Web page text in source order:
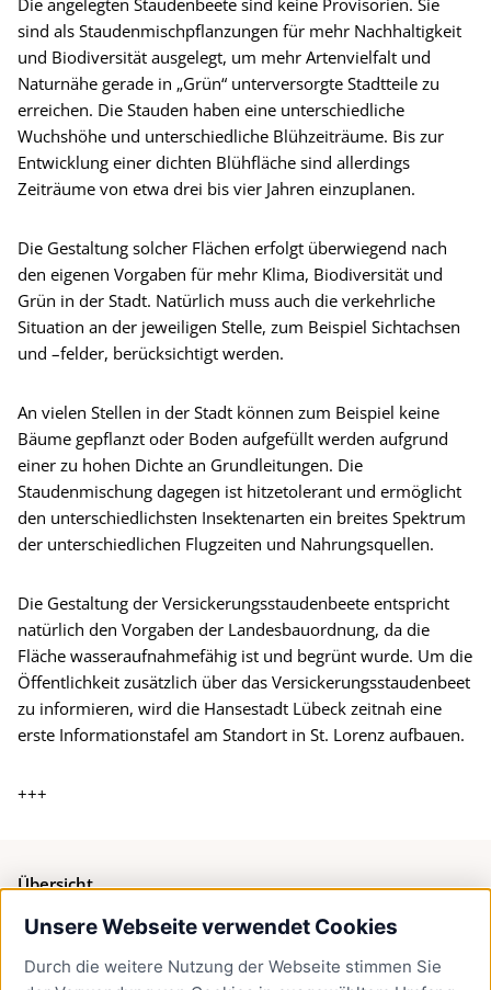
Unsere Webseite verwendet Cookies
Durch die weitere Nutzung der Webseite stimmen Sie
sind als Staudenmischpflanzungen für mehr Nachhaltigkeit
und Biodiversität ausgelegt, um mehr Artenvielfalt und
Naturnähe gerade in „Grün“ unterversorgte Stadtteile zu
erreichen. Die Stauden haben eine unterschiedliche
Wuchshöhe und unterschiedliche Blühzeiträume. Bis zur
Entwicklung einer dichten Blühfläche sind allerdings
Zeiträume von etwa drei bis vier Jahren einzuplanen.
Die Gestaltung solcher Flächen erfolgt überwiegend nach
den eigenen Vorgaben für mehr Klima, Biodiversität und
Grün in der Stadt. Natürlich muss auch die verkehrliche
Situation an der jeweiligen Stelle, zum Beispiel Sichtachsen
und –felder, berücksichtigt werden.
An vielen Stellen in der Stadt können zum Beispiel keine
Bäume gepflanzt oder Boden aufgefüllt werden aufgrund
einer zu hohen Dichte an Grundleitungen. Die
Staudenmischung dagegen ist hitzetolerant und ermöglicht
den unterschiedlichsten Insektenarten ein breites Spektrum
der unterschiedlichen Flugzeiten und Nahrungsquellen.
Die Gestaltung der Versickerungsstaudenbeete entspricht
natürlich den Vorgaben der Landesbauordnung, da die
Fläche wasseraufnahmefähig ist und begrünt wurde. Um die
Öffentlichkeit zusätzlich über das Versickerungsstaudenbeet
zu informieren, wird die Hansestadt Lübeck zeitnah eine
erste Informationstafel am Standort in St. Lorenz aufbauen.
+++
Übersicht
Bürgerservice
Presse